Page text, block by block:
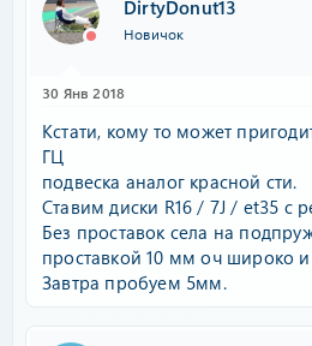
DirtyDonut13
Новичок
30 Янв 2018
Кстати, кому то может
ГЦ
подвеска аналог красной сти.
Ставим диски R16 / 7J / et35 с
Без проставок села на
проставкой 10 мм оч широко и
Завтра пробуем 5мм.